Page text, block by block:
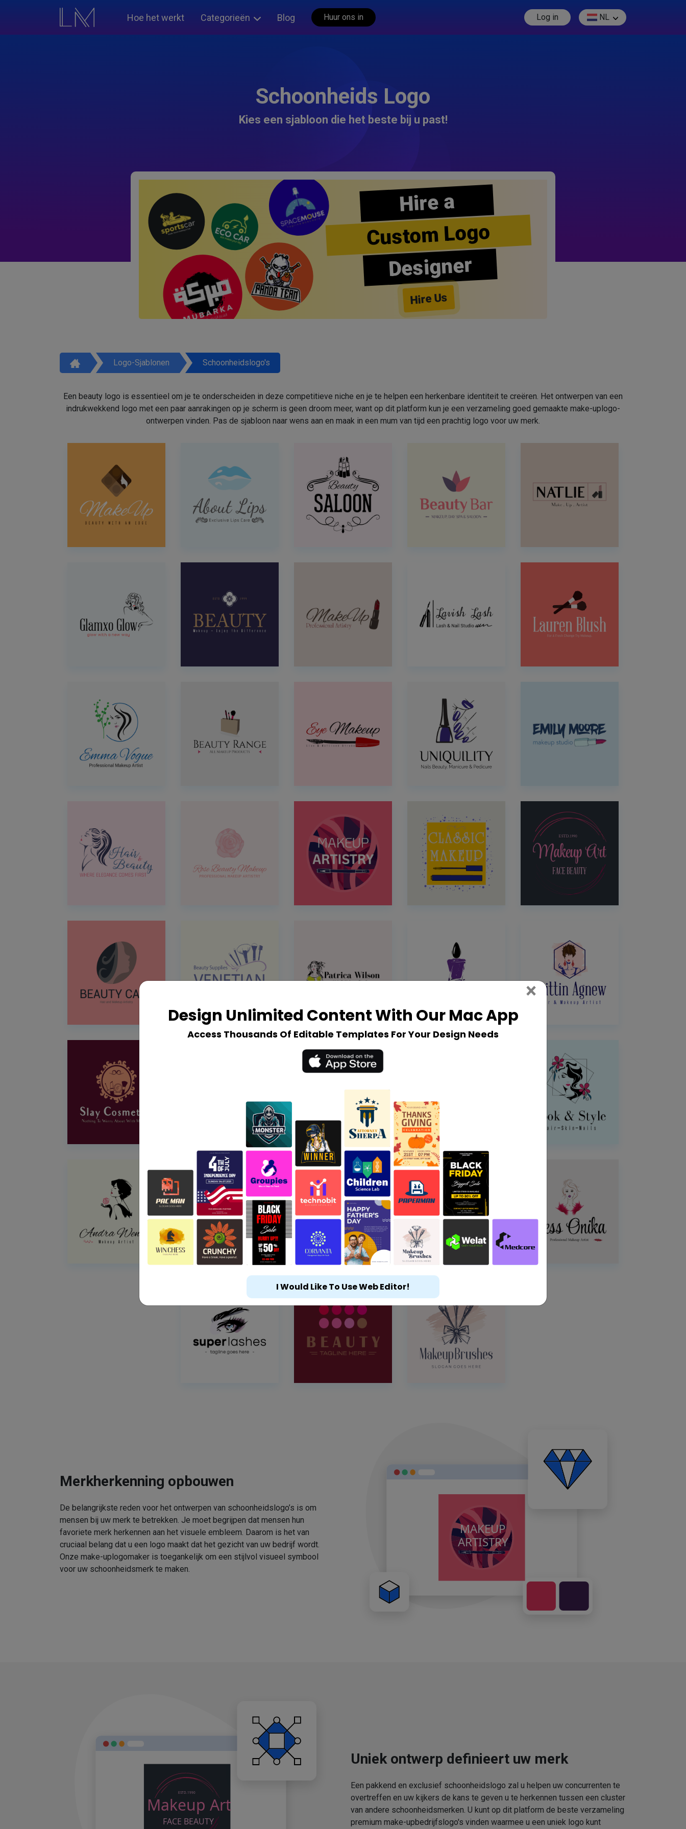
Hoe het werkt Categorieën Blog Huur ons in Log in NL
Schoonheids Logo
Kies een sjabloon die het beste bij u past!
Hire a
Custom Logo
Designer
Hire Us
Logo-Sjablonen Schoonheidslogo's
Een beauty logo is essentieel om je te onderscheiden in deze competitieve niche en je te helpen een herkenbare identiteit te creëren. Het ontwerpen van een
indrukwekkend logo met een paar aanrakingen op je scherm is geen droom meer, want op dit platform kun je een verzameling goed gemaakte make-uplogo-
ontwerpen vinden. Pas de sjabloon naar wens aan en maak in een mum van tijd een prachtig logo voor uw merk.
Merkherkenning opbouwen
De belangrijkste reden voor het ontwerpen van schoonheidslogo’s is om
mensen bij uw merk te betrekken. Je moet begrijpen dat mensen hun
favoriete merk herkennen aan het visuele embleem. Daarom is het van
cruciaal belang dat u een logo maakt dat het gezicht van uw bedrijf wordt.
Onze make-uplogomaker is toegankelijk om een stijlvol visueel symbool
voor uw schoonheidsmerk te maken.
Uniek ontwerp definieert uw merk
Een pakkend en exclusief schoonheidslogo zal u helpen uw concurrenten te
overtreffen en uw kijkers de kans te geven u te herkennen tussen een cluster
van andere schoonheidsmerken. U kunt op dit platform de beste verzameling
premium make-upbedrijfslogo's vinden waarmee u een uniek logo kunt
Design Unlimited Content With Our Mac App
Access Thousands Of Editable Templates For Your Design Needs
× Close
I Would Like To Use Web Editor!